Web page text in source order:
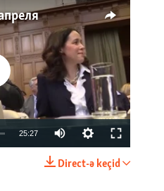
available
25:27
Direct-ə keçid